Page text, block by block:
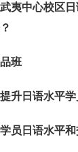
夷中心校区
班
升日语水平学
员日语水平